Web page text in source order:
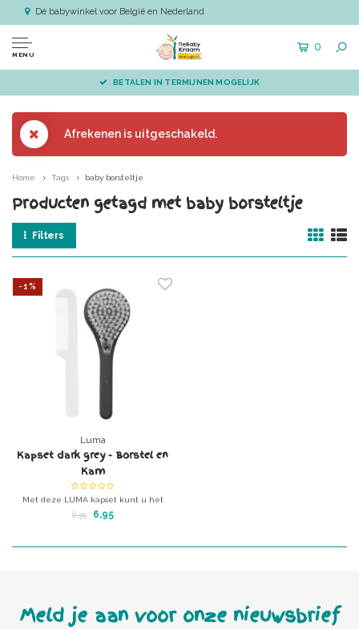
Dé babywinkel voor België en Nederland
MENU
0
BETALEN IN TERMIJNEN MOGELIJK
Afrekenen is uitgeschakeld.
Home Tags baby borsteltje
Producten getagd met baby borsteltje
Filters
-1%
Luma
Kapset dark grey - Borstel en
Kam
Met deze LUMA kapset kunt u het
kapsel van uw wondertje prachtig om
6,99 6,95
Meld je aan voor onze nieuwsbrief